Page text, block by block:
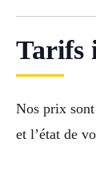
Tarifs
Nos prix sont
et l’état de